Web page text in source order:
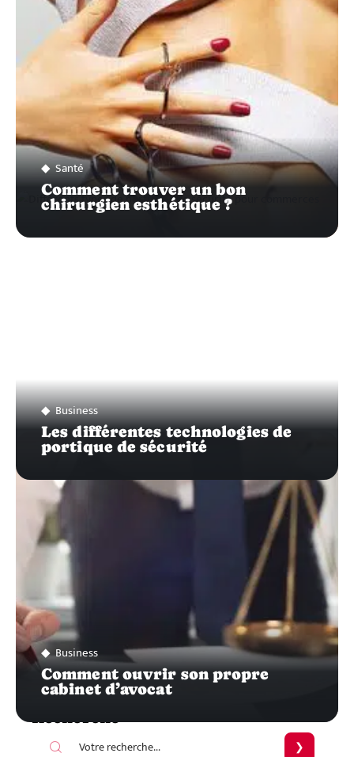
Santé
Comment trouver un bon
chirurgien esthétique ?
Business
Les différentes technologies de
portique de sécurité
Business
Comment ouvrir son propre
cabinet d’avocat